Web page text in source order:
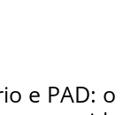
e PAD: o